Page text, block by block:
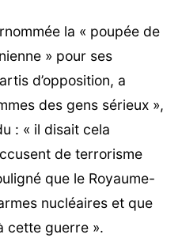
la « poupée de
» pour ses
d’opposition, a
des gens sérieux »,
: « il disait cela
de terrorisme
que le Royaume-
nucléaires et que
cette guerre ».